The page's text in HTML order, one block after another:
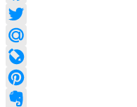
Facebook
Twitter
Mail.Ru
LiveJournal
Pinterest